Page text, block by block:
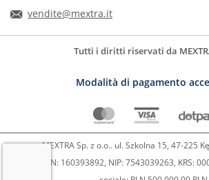
vendite@mextra.it
Tutti i diritti riservati da
Modalità di pagamento
MEXTRA Sp. z o.o.. ul. Szkolna 15, 47-225
REGON: 160393892, NIP: 7543039263, KRS: